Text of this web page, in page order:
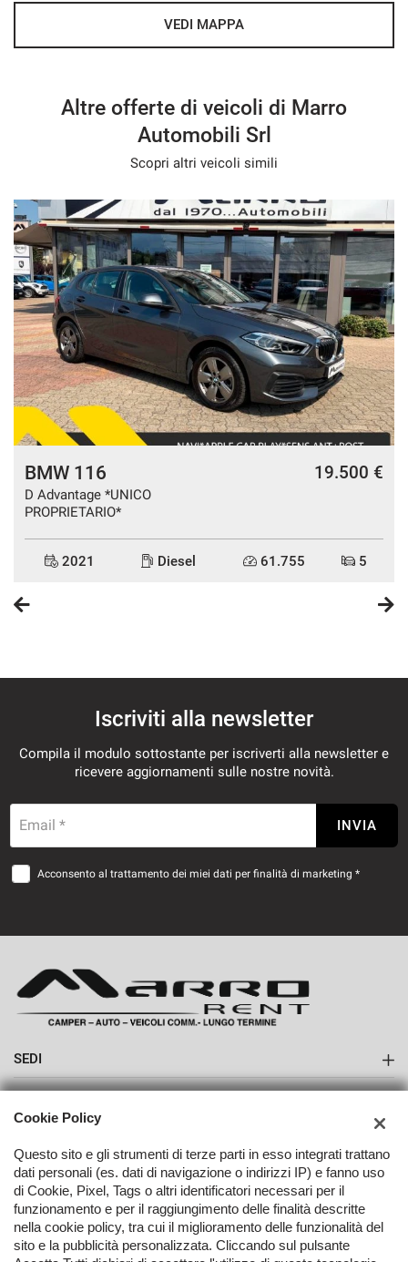
VEDI MAPPA
Altre offerte di veicoli di Marro
Automobili Srl
Scopri altri veicoli simili
BMW 116
D Advantage *UNICO
PROPRIETARIO*
19.500 €
2021 Diesel 61.755 5
Iscriviti alla newsletter
Compila il modulo sottostante per iscriverti alla newsletter e
ricevere aggiornamenti sulle nostre novità.
Email * INVIA
Acconsento al trattamento dei miei dati per finalità di marketing *
SEDI
Sede di Boves
AZIENDA
TORNA IN CIMA
Cookie Policy
Questo sito e gli strumenti di terze parti in esso integrati trattano
dati personali (es. dati di navigazione o indirizzi IP) e fanno uso
di Cookie, Pixel, Tags o altri identificatori necessari per il
funzionamento e per il raggiungimento delle finalità descritte
nella cookie policy, tra cui il miglioramento delle funzionalità del
sito e la pubblicità personalizzata. Cliccando sul pulsante